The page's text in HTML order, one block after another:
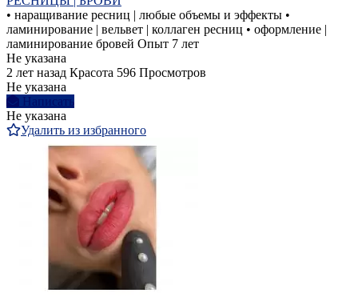
• наращивание ресниц | любые объемы и эффекты •
ламинирование | вельвет | коллаген ресниц • оформление |
ламинирование бровей Опыт 7 лет
Не указана
2 лет назад Красота 596 Просмотров
Не указана
Написать
Не указана
Удалить из избранного